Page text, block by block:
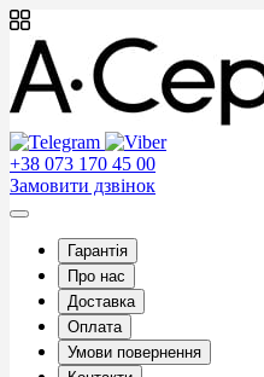
+38 073 170 45 00
Замовити дзвінок
Гарантія
Про нас
Доставка
Оплата
Умови повернення